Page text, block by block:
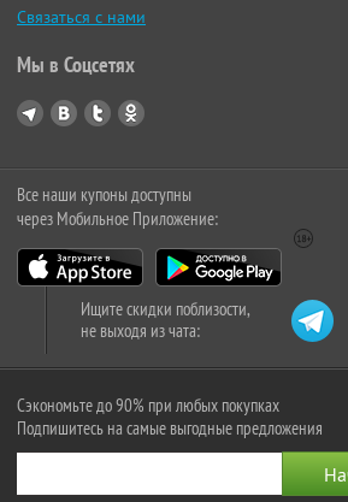
Связаться с нами
Мы в Соцсетях
Все наши купоны доступны
через Мобильное Приложение:
Ищите скидки поблизости,
не выходя из чата:
Сэкономьте до 90% при любых покупках
Подпишитесь на самые выгодные предложения